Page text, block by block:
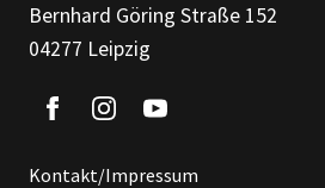
Bernhard Göring Straße 152
04277 Leipzig
Kontakt/Impressum